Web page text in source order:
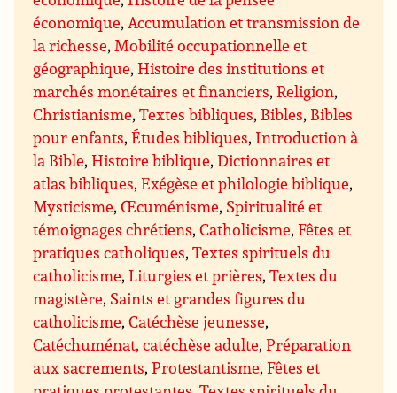
économique, Accumulation et transmission de
la richesse, Mobilité occupationnelle et
géographique,Histoire des institutions et
marchés monétaires et financiers,Religion,
Christianisme,Textes bibliques, Bibles, Bibles
pour enfants,Études bibliques, Introduction à
la Bible,Histoire biblique,Dictionnaires et
atlas bibliques,Exégèse et philologie biblique,
Mysticisme,Œcuménisme, Spiritualité et
témoignages chrétiens,Catholicisme,Fêtes et
pratiques catholiques,Textes spirituels du
catholicisme,Liturgies et prières,Textes du
magistère, Saints et grandes figures du
catholicisme,Catéchèse jeunesse,
Catéchuménat, catéchèse adulte,Préparation
aux sacrements,Protestantisme,Fêtes et